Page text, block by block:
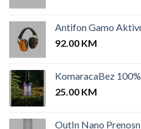
Antifon Gamo
92.00 KM
KomaracaBez
25.00 KM
OutIn Nano